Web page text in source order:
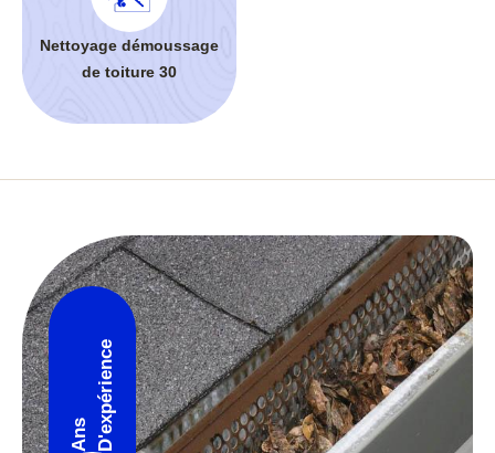
Nettoyage démoussage
de toiture 30
Ans D'expérience